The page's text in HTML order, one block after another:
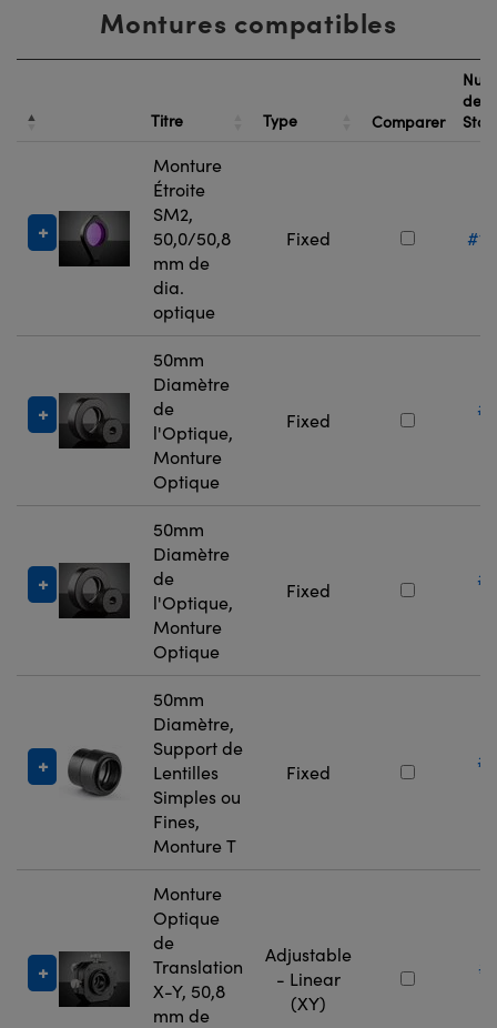
Montures compatibles
Titre Type Comparer
de
Monture
Étroite
SM2,
50,0/50,8
mm de
dia.
optique
Fixed
50mm
Diamètre
de
l'Optique,
Monture
Optique
Fixed
50mm
Diamètre
de
l'Optique,
Monture
Optique
Fixed
50mm
Diamètre,
Support de
Lentilles
Simples ou
Fines,
Monture T
Fixed
Monture
Optique
de
Translation
X-Y, 50,8
mm de
Adjustable
- Linear
(XY)